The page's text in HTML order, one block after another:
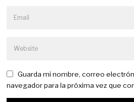
Guarda mi nombre, correo
navegador para la próxima vez que